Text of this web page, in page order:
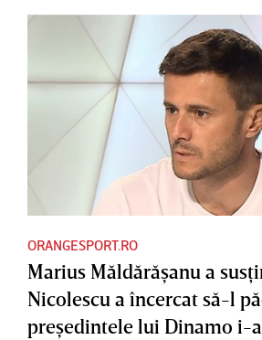
ORANGESPORT.RO
Marius Măldărăşanu a
Nicolescu a încercat să-l
preşedintele lui Dinamo i-